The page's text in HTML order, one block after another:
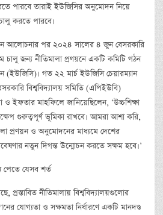
পারবে তারাই ইউজিসির অনুমোদন নিয়ে
করতে পারবে।
আলোচনার পর ২০২৪ সালের ৪ জুন বেসরকারি
চালু জন্য নীতিমালা প্রণয়নে একটি কমিটি গঠন
(ইউজিসি)। গত ২২ মার্চ ইউজিসি চেয়ারম্যান
বিশ্ববিদ্যালয় সমিতি (এপিইউবি)
মাহফিলে জানিয়েছিলেন, ‘উচ্চশিক্ষা
গুরুত্বপূর্ণ ভূমিকা রাখবে। আমরা আশা করি,
প্রণয়ন ও অনুমোদনের মাধ্যমে দেশের
নতুন দিগন্ত উন্মোচন করতে সক্ষম হবে।’
পেতে যেসব শর্ত
প্রস্তাবিত নীতিমালায় বিশ্ববিদ্যালয়গুলোর
যোগ্যতা ও সক্ষমতা নির্ধারণে একটি মানদণ্ড